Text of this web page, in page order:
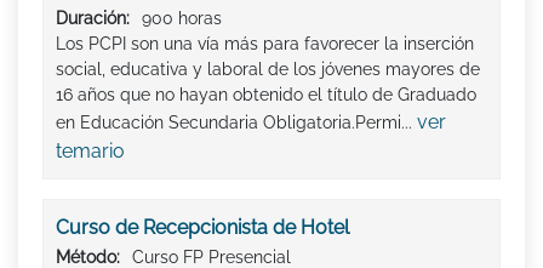
Duración:
900 horas
Los PCPI son una vía más para favorecer la inserción
social, educativa y laboral de los jóvenes mayores de
16 años que no hayan obtenido el título de Graduado
en Educación Secundaria Obligatoria.Permi... ver
temario
Curso de Recepcionista de Hotel
Método:
Curso FP Presencial